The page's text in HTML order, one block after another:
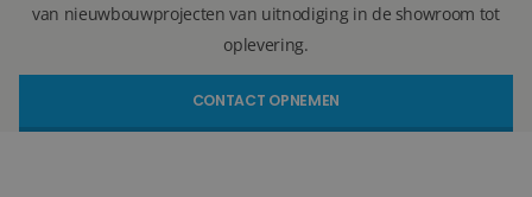
van nieuwbouwprojecten van uitnodiging in de showroom tot
oplevering.
CONTACT OPNEMEN